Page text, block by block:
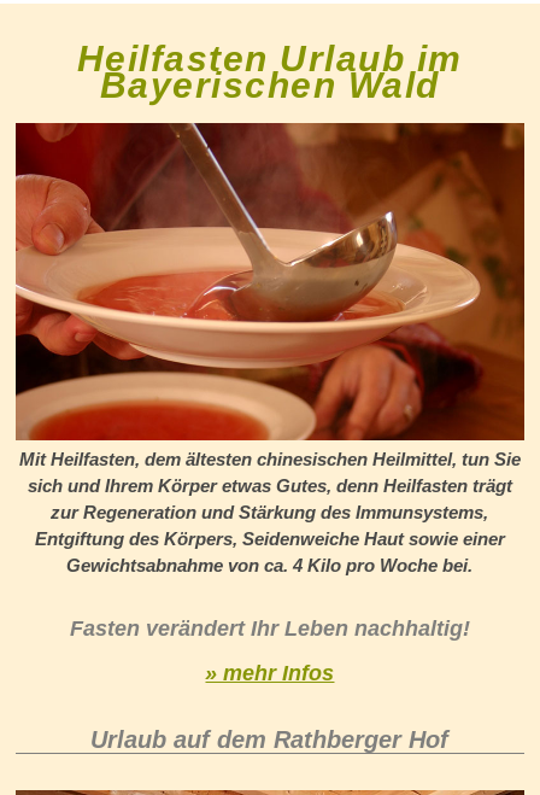
Heilfasten Urlaub im
Bayerischen Wald
Mit Heilfasten, dem ältesten chinesischen Heilmittel, tun Sie
sich und Ihrem Körper etwas Gutes, denn Heilfasten trägt
zur Regeneration und Stärkung des Immunsystems,
Entgiftung des Körpers, Seidenweiche Haut sowie einer
Gewichtsabnahme von ca. 4 Kilo pro Woche bei.
Fasten verändert Ihr Leben nachhaltig!
» mehr Infos
Urlaub auf dem Rathberger Hof